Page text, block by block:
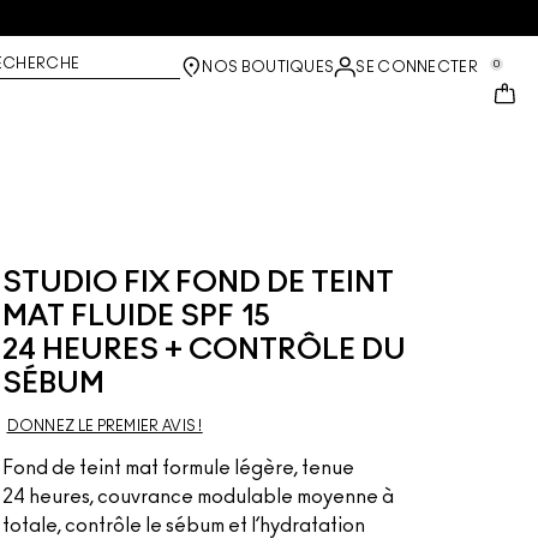
NOS BOUTIQUES SE CONNECTER 0
STUDIO FIX FOND DE TEINT
MAT FLUIDE SPF 15
24 HEURES + CONTRÔLE DU
SÉBUM
DONNEZ LE PREMIER AVIS !
Fond de teint mat formule légère, tenue
24 heures, couvrance modulable moyenne à
totale, contrôle le sébum et l’hydratation